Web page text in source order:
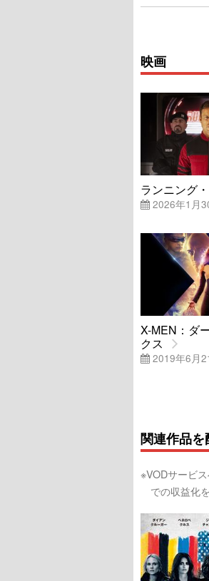
映画
ランニング
2026年1月
X-MEN：ダ
クス
2019年6月
関連作品
※VODサービ
での収益化